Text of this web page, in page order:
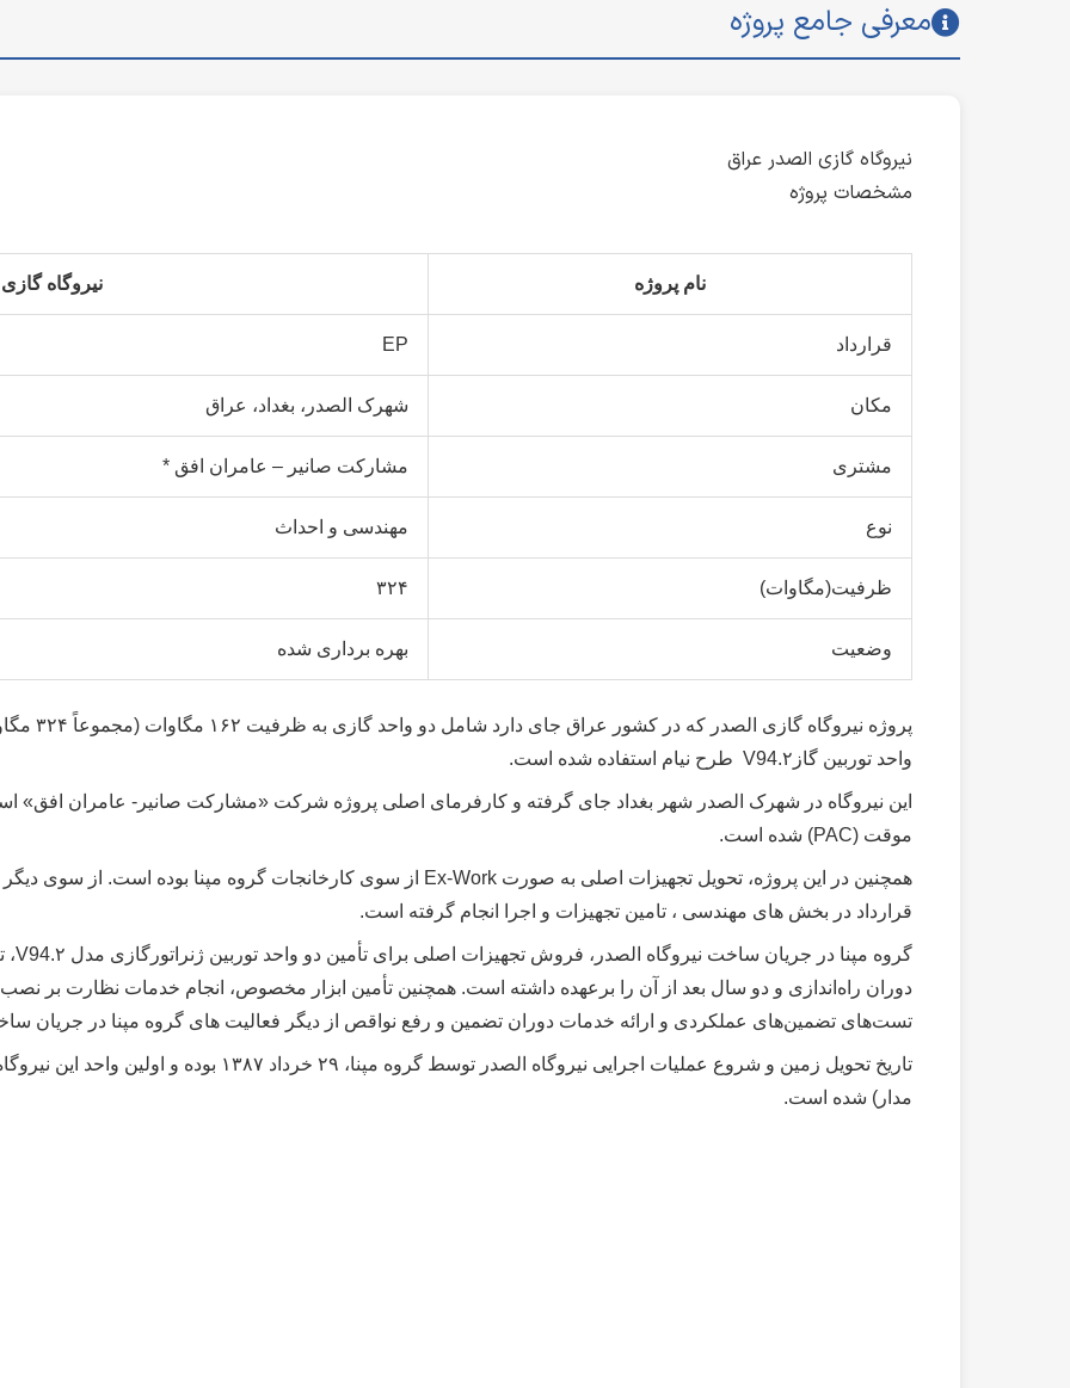
معرفی جامع پروژه
نیروگاه گازی الصدر عراق
مشخصات پروژه
نام پروژه نیروگاه
قرارداد EP
مکان شهرک الصدر، بغداد، عراق
مشتری مشارکت صانیر – عامران افق *
نوع مهندسی و احداث
ظرفیت(مگاوات) ۳۲۴
وضعیت بهره برداری شده
واحد توربین گازV94.۲ طرح نیام استفاده شده است.
این نیروگاه در شهرک الصدر شهر بغداد جای گرفته و کارفرمای اصلی پروژه شرکت «مشارکت صانیر- عامران افق»
موقت (PAC) شده است.
قرارداد در بخش های مهندسی ، تامین تجهیزات و اجرا انجام گرفته است.
دوران راه‌اندازی و دو سال بعد از آن را برعهده داشته است. همچنین تأمین ابزار مخصوص، انجام خدمات نظارت بر نصب
تست‌های تضمین‌های عملکردی و ارائه خدمات دوران تضمین و رفع نواقص از دیگر فعالیت های گروه مپنا در جریان
مدار) شده است.